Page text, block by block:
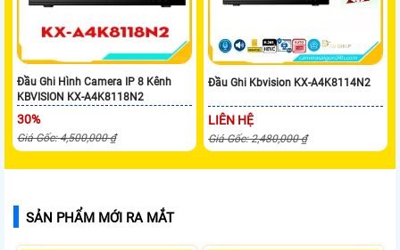
Đầu Ghi Hình Camera IP 8 Kênh
KBVISION KX-A4K8118N2
30%
Giá Gốc: 4,500,000 ₫
Đầu Ghi Kbvision KX-A4K8114N2
LIÊN HỆ
Giá Gốc: 2,480,000 ₫
SẢN PHẨM MỚI RA MẮT